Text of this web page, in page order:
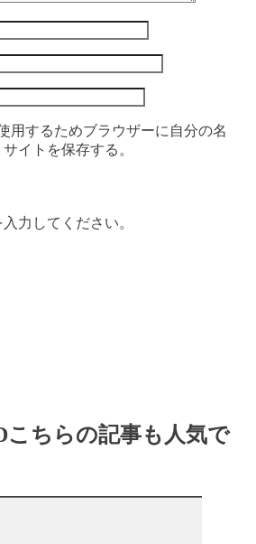
用するためブラウザーに自分の名
イトを保存する。
力してください。
こちらの記事も人気で